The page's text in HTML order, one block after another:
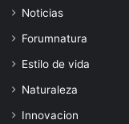
Noticias
Forumnatura
Estilo de vida
Naturaleza
Innovacion